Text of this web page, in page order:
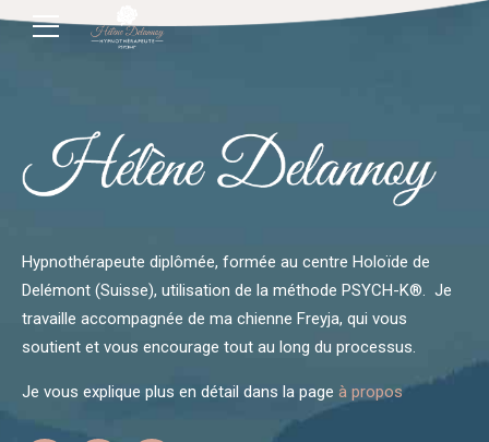
Hypnothérapeute diplômée, formée au centre Holoïde de
Delémont (Suisse), utilisation de la méthode PSYCH-K®. Je
travaille accompagnée de ma chienne Freyja, qui vous
soutient et vous encourage tout au long du processus.
Je vous explique plus en détail dans la page à propos